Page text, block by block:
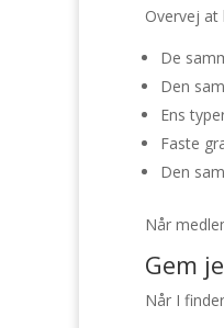
Overvej at
De
Den
Ens
Faste
Den
Når
Gem
Når I